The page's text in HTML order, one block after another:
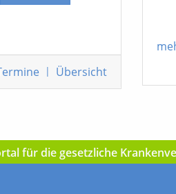
| Übersicht
für die gesetzliche